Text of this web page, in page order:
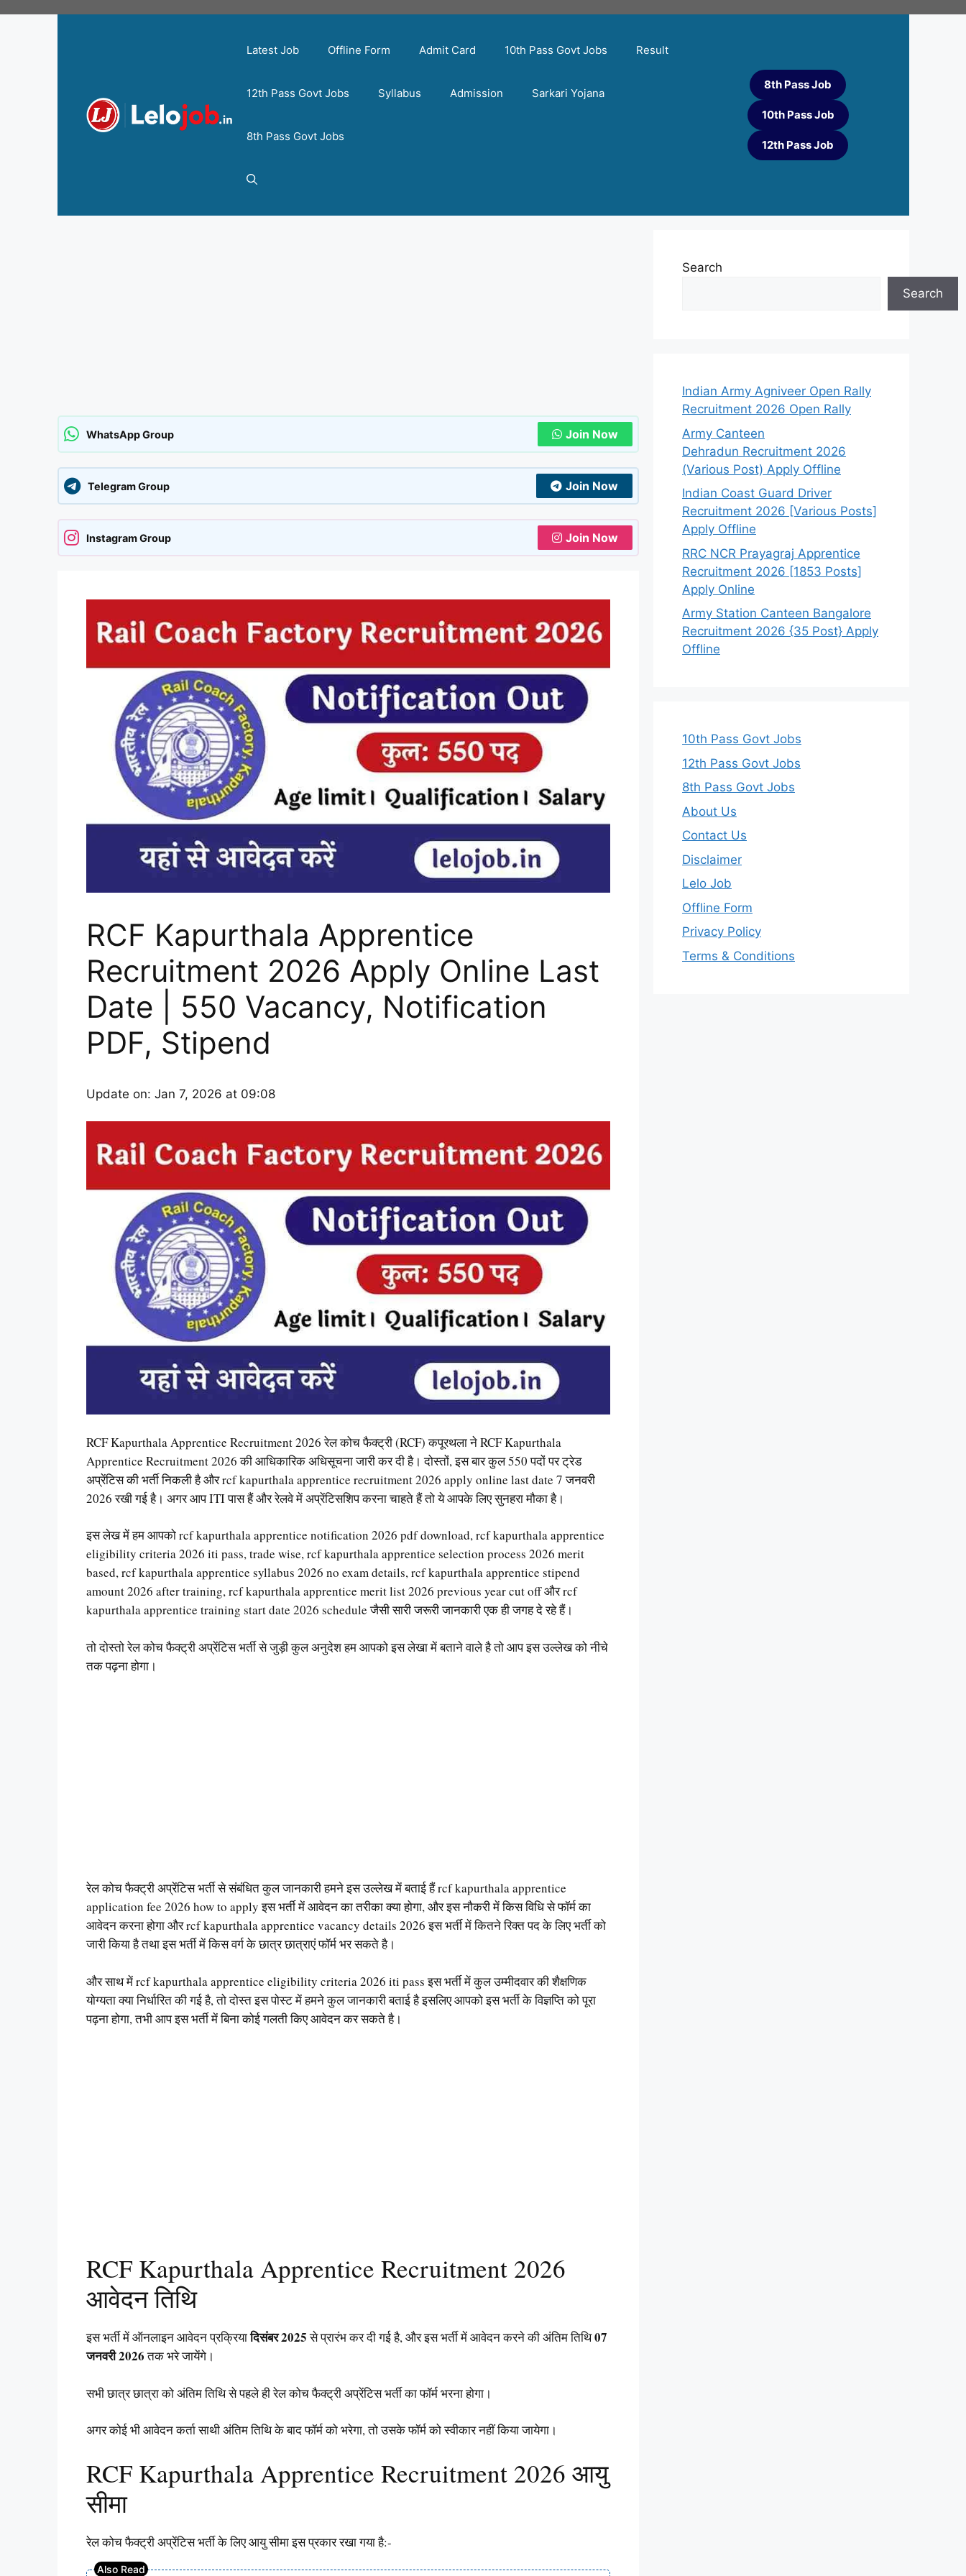
Latest Job Offline Form Admit Card 10th Pass Govt Jobs Result
12th Pass Govt Jobs Syllabus Admission Sarkari Yojana
8th Pass Govt Jobs
8th Pass Job
10th Pass Job
12th Pass Job
WhatsApp Group Join Now
Telegram Group Join Now
Instagram Group Join Now
RCF Kapurthala Apprentice
Recruitment 2026 Apply Online Last
Date | 550 Vacancy, Notification
PDF, Stipend
Update on: Jan 7, 2026 at 09:08
RCF Kapurthala Apprentice Recruitment 2026 रेल कोच फैक्ट्री (RCF) कपूरथला ने RCF Kapurthala
Apprentice Recruitment 2026 की आधिकारिक अधिसूचना जारी कर दी है। दोस्तों, इस बार कुल 550 पदों पर ट्रेड
अप्रेंटिस की भर्ती निकली है और rcf kapurthala apprentice recruitment 2026 apply online last date 7 जनवरी
2026 रखी गई है। अगर आप ITI पास हैं और रेलवे में अप्रेंटिसशिप करना चाहते हैं तो ये आपके लिए सुनहरा मौका है।
इस लेख में हम आपको rcf kapurthala apprentice notification 2026 pdf download, rcf kapurthala apprentice
eligibility criteria 2026 iti pass, trade wise, rcf kapurthala apprentice selection process 2026 merit
based, rcf kapurthala apprentice syllabus 2026 no exam details, rcf kapurthala apprentice stipend
amount 2026 after training, rcf kapurthala apprentice merit list 2026 previous year cut off और rcf
kapurthala apprentice training start date 2026 schedule जैसी सारी जरूरी जानकारी एक ही जगह दे रहे हैं।
तो दोस्तो रेल कोच फैक्ट्री अप्रेंटिस भर्ती से जुड़ी कुल अनुदेश हम आपको इस लेखा में बताने वाले है तो आप इस उल्लेख को नीचे
तक पढ़ना होगा।
रेल कोच फैक्ट्री अप्रेंटिस भर्ती से संबंधित कुल जानकारी हमने इस उल्लेख में बताई हैं rcf kapurthala apprentice
application fee 2026 how to apply इस भर्ती में आवेदन का तरीका क्या होगा, और इस नौकरी में किस विधि से फॉर्म का
आवेदन करना होगा और rcf kapurthala apprentice vacancy details 2026 इस भर्ती में कितने रिक्त पद के लिए भर्ती को
जारी किया है तथा इस भर्ती में किस वर्ग के छात्र छात्राएं फॉर्म भर सकते है।
और साथ में rcf kapurthala apprentice eligibility criteria 2026 iti pass इस भर्ती में कुल उम्मीदवार की शैक्षणिक
योग्यता क्या निर्धारित की गई है, तो दोस्त इस पोस्ट में हमने कुल जानकारी बताई है इसलिए आपको इस भर्ती के विज्ञप्ति को पूरा
पढ़ना होगा, तभी आप इस भर्ती में बिना कोई गलती किए आवेदन कर सकते है।
RCF Kapurthala Apprentice Recruitment 2026
आवेदन तिथि
इस भर्ती में ऑनलाइन आवेदन प्रक्रियादिसंबर 2025से प्रारंभ कर दी गई है, और इस भर्ती में आवेदन करने की अंतिम तिथि07
जनवरी 2026तक भरे जायेंगे।
सभी छात्र छात्रा को अंतिम तिथि से पहले ही रेल कोच फैक्ट्री अप्रेंटिस भर्ती का फॉर्म भरना होगा।
अगर कोई भी आवेदन कर्ता साथी अंतिम तिथि के बाद फॉर्म को भरेगा, तो उसके फॉर्म को स्वीकार नहीं किया जायेगा।
RCF Kapurthala Apprentice Recruitment 2026 आयु
सीमा
रेल कोच फैक्ट्री अप्रेंटिस भर्ती के लिए आयु सीमा इस प्रकार रखा गया है:-
Search
Search
Indian Army Agniveer Open Rally
Recruitment 2026 Open Rally
Army Canteen
Dehradun Recruitment 2026
(Various Post) Apply Offline
Indian Coast Guard Driver
Recruitment 2026 [Various Posts]
Apply Offline
RRC NCR Prayagraj Apprentice
Recruitment 2026 [1853 Posts]
Apply Online
Army Station Canteen Bangalore
Recruitment 2026 {35 Post} Apply
Offline
10th Pass Govt Jobs
12th Pass Govt Jobs
8th Pass Govt Jobs
About Us
Contact Us
Disclaimer
Lelo Job
Offline Form
Privacy Policy
Terms & Conditions